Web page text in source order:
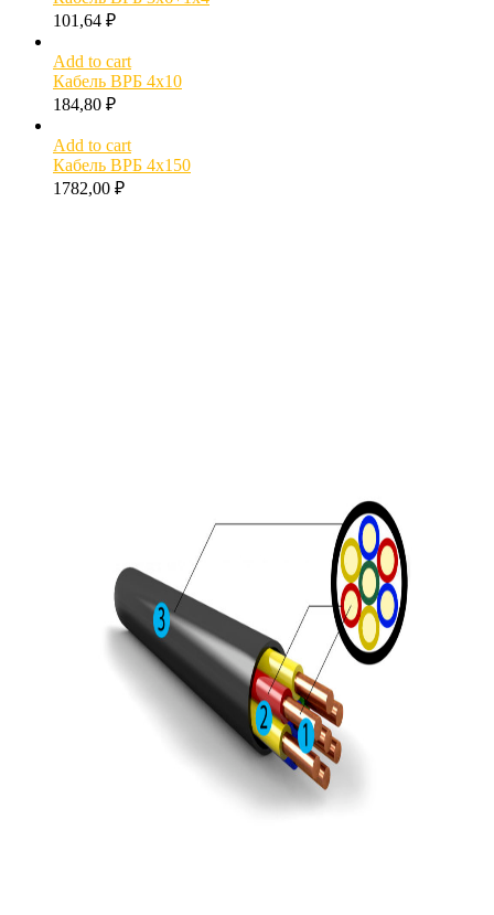
101,64 ₽
Add to cart
Кабель ВРБ 4х10
184,80 ₽
Add to cart
Кабель ВРБ 4х150
1782,00 ₽